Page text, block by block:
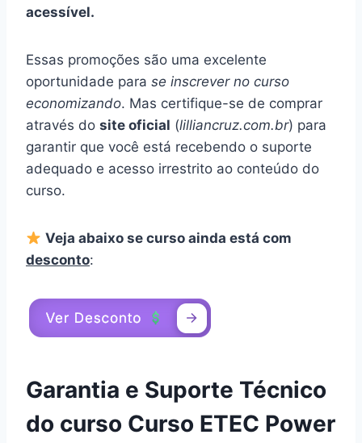
acessível.
Essas promoções são uma excelente
oportunidade para se inscrever no curso
economizando. Mas certifique-se de comprar
através do site oficial (lilliancruz.com.br) para
garantir que você está recebendo o suporte
adequado e acesso irrestrito ao conteúdo do
curso.
Veja abaixo se curso ainda está com
desconto:
Garantia e Suporte Técnico
do curso Curso ETEC Power